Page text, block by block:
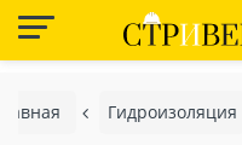
Гидроизоляция